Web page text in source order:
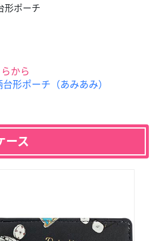
形ポーチ
から
形ポーチ（あみあみ）
ース